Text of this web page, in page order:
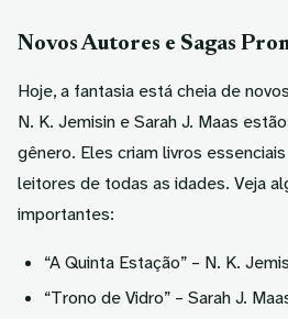
Novos Autores e Sagas
Hoje, a fantasia está cheia de
N. K. Jemisin e Sarah J. Maas
gênero. Eles criamlivros
leitores de todas as idades. Veja
importantes:
“A Quinta Estação” – N. K.
“Trono de Vidro” – Sarah J.